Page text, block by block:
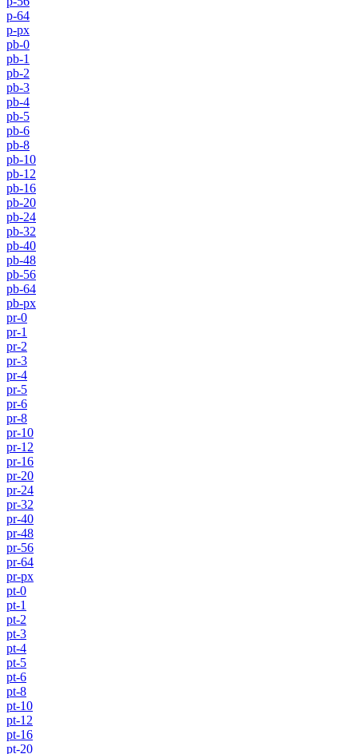
p-64
p-px
pb-0
pb-1
pb-2
pb-3
pb-4
pb-5
pb-6
pb-8
pb-10
pb-12
pb-16
pb-20
pb-24
pb-32
pb-40
pb-48
pb-56
pb-64
pb-px
pr-0
pr-1
pr-2
pr-3
pr-4
pr-5
pr-6
pr-8
pr-10
pr-12
pr-16
pr-20
pr-24
pr-32
pr-40
pr-48
pr-56
pr-64
pr-px
pt-0
pt-1
pt-2
pt-3
pt-4
pt-5
pt-6
pt-8
pt-10
pt-12
pt-16
pt-20